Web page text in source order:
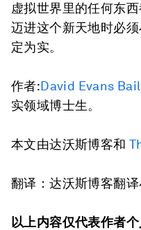
虚拟世界里的任何东
迈进这个新天地时必
定为实。
作者:David Evans
实领域博士生。
本文由达沃斯博客和
翻译：达沃斯博客翻
以上内容仅代表作者